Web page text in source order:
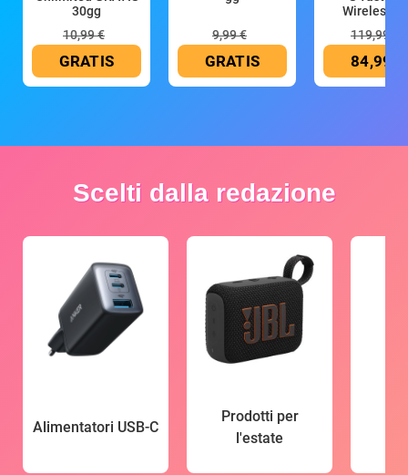
30gg
10,99 €
GRATIS
9,99 €
GRATIS
Wireless
119,99 €
84,99 €
Scelti dalla redazione
Alimentatori USB-C
Prodotti per
l'estate